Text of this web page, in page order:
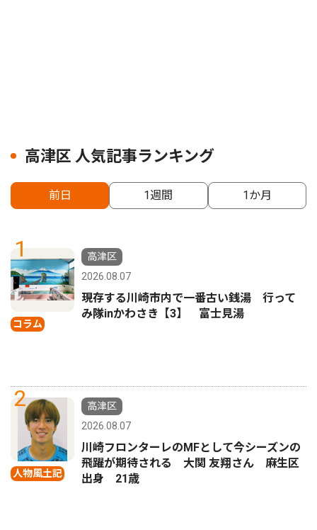
高津区 人気記事ランキング
前日 1週間 1か月
1
コラム
高津区
2026.08.07
現存する川崎市内で一番古い銭湯 行って
み隊inかわさき【3】 富士見湯
2
人物風土記
高津区
2026.08.07
川崎フロンターレのMFとして今シーズンの
飛躍が期待される 大関 友翔さん 麻生区
出身 21歳